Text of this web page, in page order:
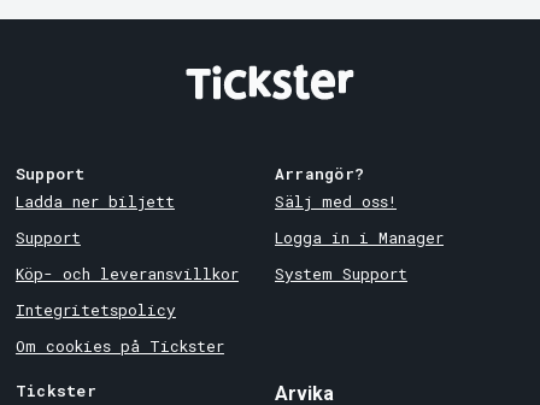
Support
Ladda ner biljett
Support
Köp- och leveransvillkor
Integritetspolicy
Om cookies på Tickster
Arrangör?
Sälj med oss!
Logga in i Manager
System Support
Tickster Arvika